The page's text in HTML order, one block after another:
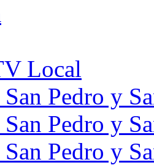
Local
San Pedro y
San Pedro y
San Pedro y